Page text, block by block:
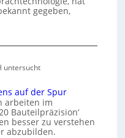
gegeben,
untersucht
auf der Spur
arbeiten im
Bauteilpräzision‘
besser zu verstehen
abzubilden.